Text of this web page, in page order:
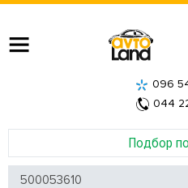
Подбор
096
044